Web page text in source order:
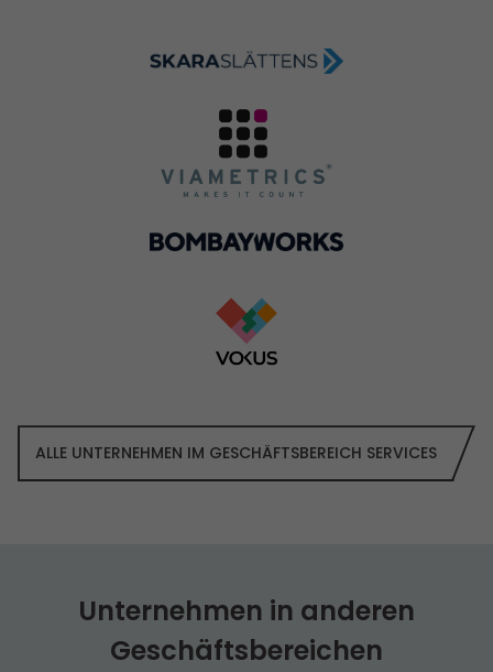
ALLE UNTERNEHMEN IM GESCHÄFTS­BEREICH SERVICES
Unternehmen in anderen
Geschäfts­bereichen